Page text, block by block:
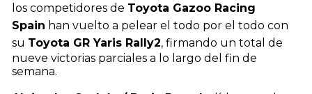
los competidores de Toyota Gazoo Racing
Spain han vuelto a pelear el todo por el todo con
su Toyota GR Yaris Rally2, firmando un total de
nueve victorias parciales a lo largo del fin de
semana.